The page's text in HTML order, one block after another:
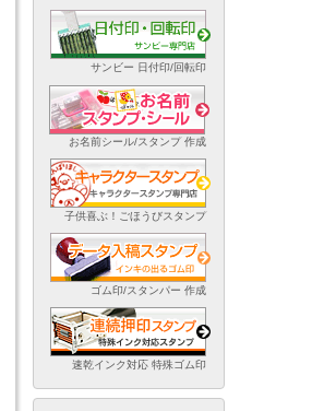
サンビー 日付印/回転印
お名前シール/スタンプ 作成
子供喜ぶ！ごほうびスタンプ
ゴム印/スタンパー 作成
速乾インク対応 特殊ゴム印